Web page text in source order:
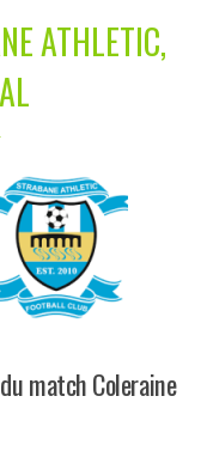
ATHLETIC,
match Coleraine